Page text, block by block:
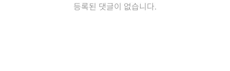
등록된 댓글이 없습니다.